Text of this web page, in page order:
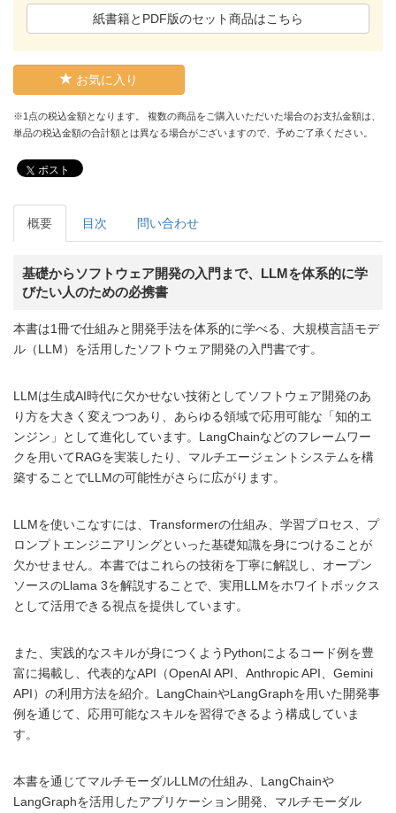
紙書籍とPDF版のセット商品はこちら
お気に入り
※1点の税込金額となります。 複数の商品をご購入いただいた場合のお支払金額は、
単品の税込金額の合計額とは異なる場合がございますので、予めご了承ください。
ポスト
概要 目次 問い合わせ
基礎からソフトウェア開発の入門まで、LLMを体系的に学
びたい人のための必携書
本書は1冊で仕組みと開発手法を体系的に学べる、大規模言語モデ
ル（LLM）を活用したソフトウェア開発の入門書です。
LLMは生成AI時代に欠かせない技術としてソフトウェア開発のあ
り方を大きく変えつつあり、あらゆる領域で応用可能な「知的エ
ンジン」として進化しています。LangChainなどのフレームワー
クを用いてRAGを実装したり、マルチエージェントシステムを構
築することでLLMの可能性がさらに広がります。
LLMを使いこなすには、Transformerの仕組み、学習プロセス、プ
ロンプトエンジニアリングといった基礎知識を身につけることが
欠かせません。本書ではこれらの技術を丁寧に解説し、オープン
ソースのLlama 3を解説することで、実用LLMをホワイトボックス
として活用できる視点を提供しています。
また、実践的なスキルが身につくようPythonによるコード例を豊
富に掲載し、代表的なAPI（OpenAI API、Anthropic API、Gemini
API）の利用方法を紹介。LangChainやLangGraphを用いた開発事
例を通じて、応用可能なスキルを習得できるよう構成していま
す。
本書を通じてマルチモーダルLLMの仕組み、LangChainや
LangGraphを活用したアプリケーション開発、マルチモーダル